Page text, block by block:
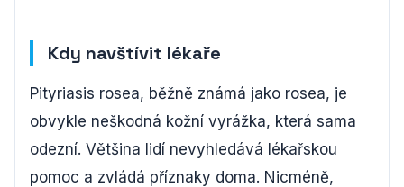
Kdy navštívit lékaře
Pityriasis rosea, běžně známá jako rosea, je
obvykle neškodná kožní vyrážka, která sama
odezní. Většina lidí nevyhledává lékařskou
pomoc a zvládá příznaky doma. Nicméně,